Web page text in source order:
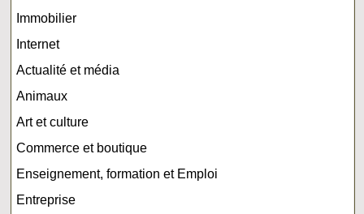
Immobilier
Internet
Actualité et média
Animaux
Art et culture
Commerce et boutique
Enseignement, formation et Emploi
Entreprise